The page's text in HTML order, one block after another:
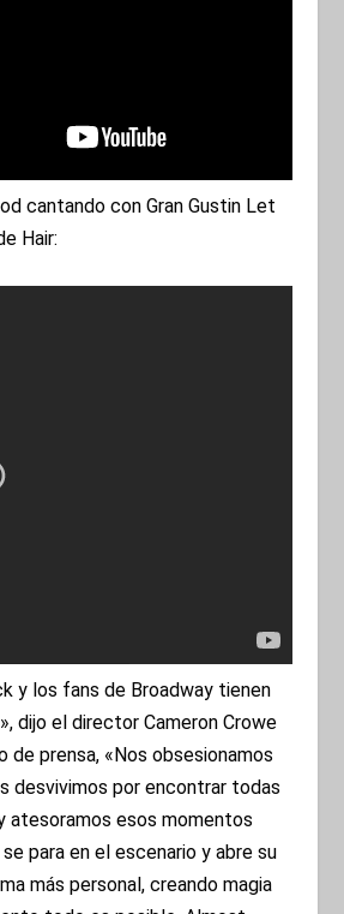
cantando con Gran Gustin Let
Hair:
y los fans de Broadway tienen
dijo el director Cameron Crowe
de prensa, «Nos obsesionamos
desvivimos por encontrar todas
atesoramos esos momentos
para en el escenario y abre su
más personal, creando magia